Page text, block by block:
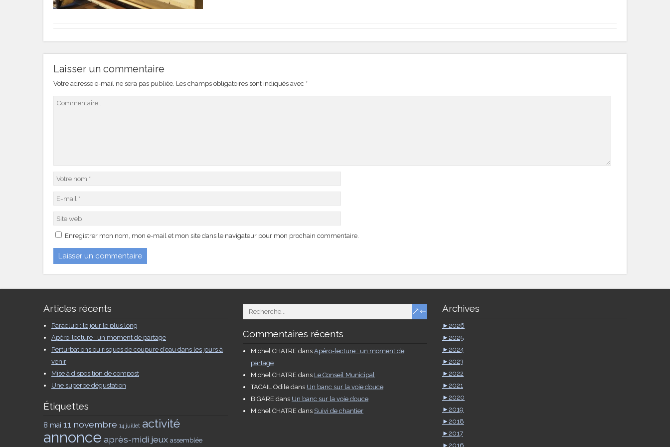
Laisser un commentaire
Votre adresse e-mail ne sera pas publiée. Les champs obligatoires sont indiqués avec *
Enregistrer mon nom, mon e-mail et mon site dans le navigateur pour mon prochain commentaire.
Articles récents
Paraclub : le jour le plus long
Apéro-lecture : un moment de partage
Perturbations ou risques de coupure d’eau dans les jours à
venir
Mise à disposition de compost
Une superbe dégustation
Étiquettes
8 mai 11 novembre 14 juillet activité
annonce après-midi jeux assemblée
Commentaires récents
Michel CHATRE dans Apéro-lecture : un moment de
partage
Michel CHATRE dans Le Conseil Municipal
TACAIL Odile dans Un banc sur la voie douce
BIGARE dans Un banc sur la voie douce
Michel CHATRE dans Suivi de chantier
Archives
► 2026
► 2025
► 2024
► 2023
► 2022
► 2021
► 2020
► 2019
► 2018
► 2017
► 2016